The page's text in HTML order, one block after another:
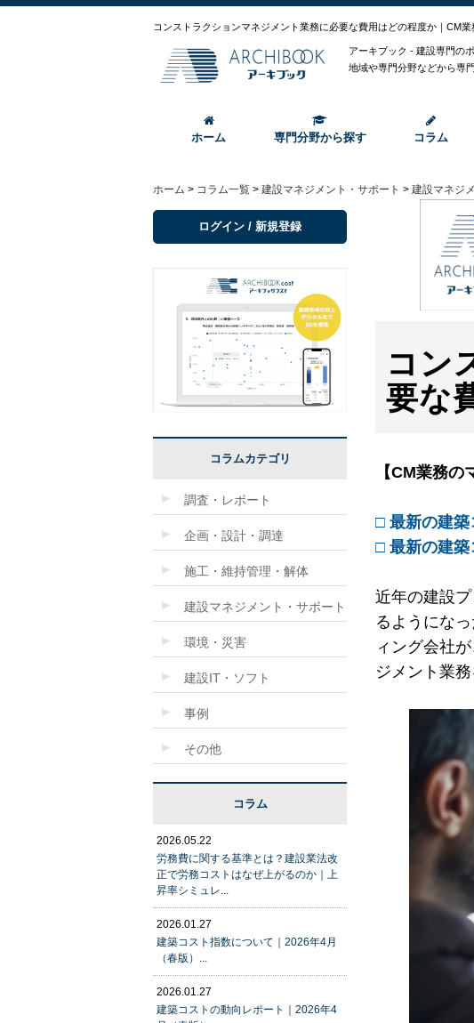
コンストラクションマネジメント業務に必要な費用はどの程度か｜CM
アーキブック - 建設専門の
地域や専門分野などから専
ホーム 専門分野から探す コラム
ホーム > コラム一覧 > 建設マネジメント・サポート > 建設マネジ
コン
要な
【CM業務の
□ 最新の建
□ 最新の建築
近年の建設
るようにな
ィング会社
ジメント業
ログイン / 新規登録
コラムカテゴリ
調査・レポート
企画・設計・調達
施工・維持管理・解体
建設マネジメント・サポート
環境・災害
建設IT・ソフト
事例
その他
コラム
2026.05.22
労務費に関する基準とは？建設業法改
正で労務コストはなぜ上がるのか｜上
昇率シミュレ...
2026.01.27
建築コスト指数について｜2026年4月
（春版）...
2026.01.27
建築コストの動向レポート｜2026年4